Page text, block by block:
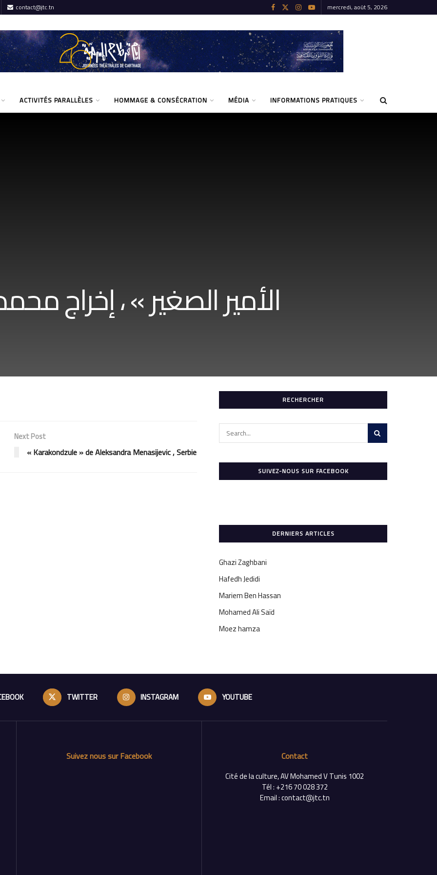
contact@jtc.tn mercredi, août 5, 2026
ACTIVITÉS PARALLÈLES HOMMAGE & CONSÉCRATION MÉDIA INFORMATIONS PRATIQUES
Next Post
« Karakondzule » de Aleksandra Menasijevic , Serbie
RECHERCHER
SUIVEZ-NOUS SUR FACEBOOK
DERNIERS ARTICLES
Ghazi Zaghbani
Hafedh Jedidi
Mariem Ben Hassan
Mohamed Ali Saïd
Moez hamza
TWITTER INSTAGRAM YOUTUBE
Suivez nous sur Facebook Contact
Cité de la culture, AV Mohamed V Tunis 1002
Tél : +216 70 028 372
Email : contact@jtc.tn